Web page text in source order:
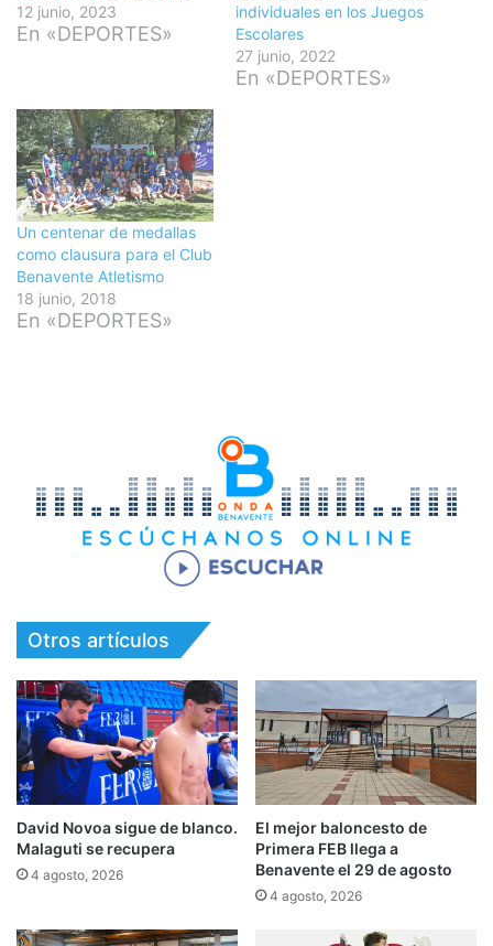
12 junio, 2023
En «DEPORTES»
individuales en los Juegos
Escolares
27 junio, 2022
En «DEPORTES»
Un centenar de medallas
como clausura para el Club
Benavente Atletismo
18 junio, 2018
En «DEPORTES»
Otros artículos
David Novoa sigue de blanco.
Malaguti se recupera
4 agosto, 2026
El mejor baloncesto de
Primera FEB llega a
Benavente el 29 de agosto
4 agosto, 2026